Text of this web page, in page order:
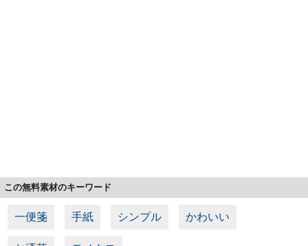
この無料素材のキーワード
一便箋 手紙 シンプル かわいい